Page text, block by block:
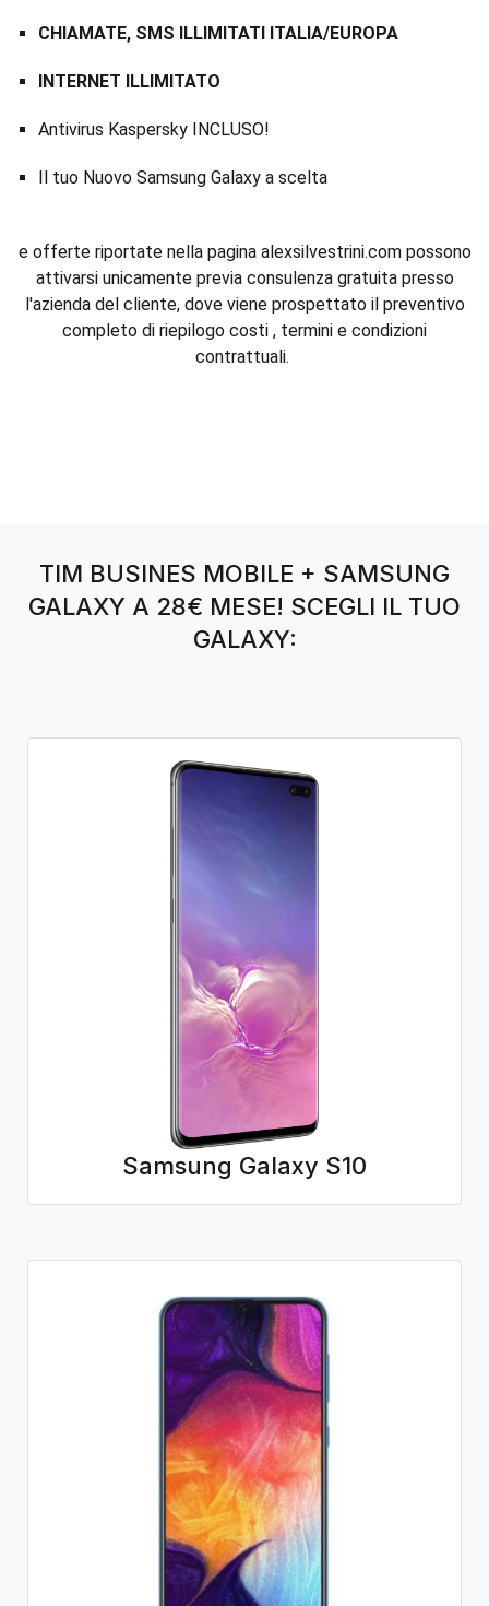
CHIAMATE, SMS ILLIMITATI ITALIA/EUROPA
INTERNET ILLIMITATO
Antivirus Kaspersky INCLUSO!
Il tuo Nuovo Samsung Galaxy a scelta
e offerte riportate nella pagina alexsilvestrini.com possono
attivarsi unicamente previa consulenza gratuita presso
l'azienda del cliente, dove viene prospettato il preventivo
completo di riepilogo costi , termini e condizioni
contrattuali.
TIM BUSINES MOBILE + SAMSUNG
GALAXY A 28€ MESE! SCEGLI IL TUO
GALAXY:
Samsung Galaxy S10